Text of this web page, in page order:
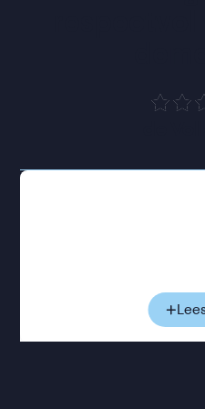
De gepensioneerde
plekken en momenten
Anne probeert hem te
tegelijkertijd hoe de